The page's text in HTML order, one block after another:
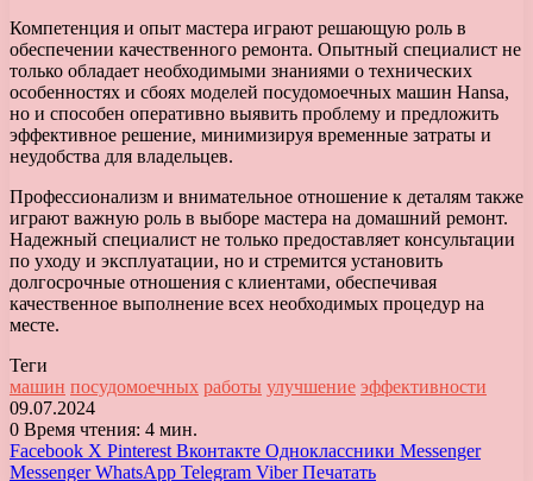
Компетенция и опыт мастера играют решающую роль в
обеспечении качественного ремонта. Опытный специалист не
только обладает необходимыми знаниями о технических
особенностях и сбоях моделей посудомоечных машин Hansa,
но и способен оперативно выявить проблему и предложить
эффективное решение, минимизируя временные затраты и
неудобства для владельцев.
Профессионализм и внимательное отношение к деталям также
играют важную роль в выборе мастера на домашний ремонт.
Надежный специалист не только предоставляет консультации
по уходу и эксплуатации, но и стремится установить
долгосрочные отношения с клиентами, обеспечивая
качественное выполнение всех необходимых процедур на
месте.
Теги
машин посудомоечных работы улучшение эффективности
09.07.2024
0 Время чтения: 4 мин.
Facebook X Pinterest Вконтакте Одноклассники Messenger
Messenger WhatsApp Telegram Viber Печатать